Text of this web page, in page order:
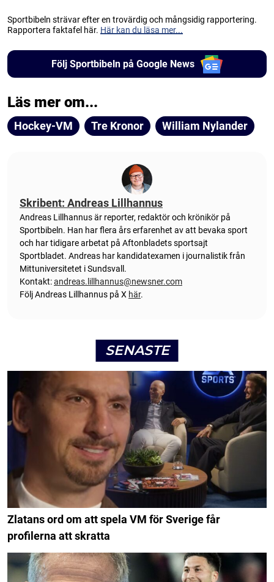
Sportbibeln strävar efter en trovärdig och mångsidig rapportering.
Rapportera faktafel här. Här kan du läsa mer...
Följ Sportbibeln på Google News
Läs mer om...
Hockey-VM Tre Kronor William Nylander
Skribent: Andreas Lillhannus
Andreas Lillhannus är reporter, redaktör och krönikör på
Sportbibeln. Han har flera års erfarenhet av att bevaka sport
och har tidigare arbetat på Aftonbladets sportsajt
Sportbladet. Andreas har kandidatexamen i journalistik från
Mittuniversitetet i Sundsvall.
Kontakt:andreas.lillhannus@newsner.com
Följ Andreas Lillhannus på X här.
SENASTE
Zlatans ord om att spela VM för Sverige får
profilerna att skratta